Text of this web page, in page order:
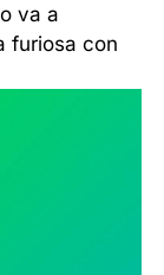
va a
furiosa con